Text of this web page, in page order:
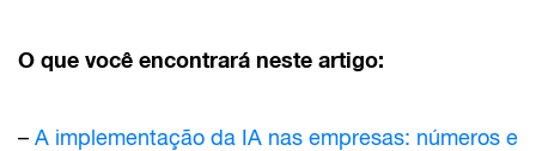
O que você encontrará neste artigo:
– A implementação da IA nas empresas: números e